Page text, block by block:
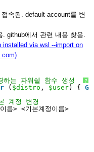
속됨. default account를 변
github에서 관련 내용 찾음.
via wsl --import on
?
는 파워쉘 함수 생성
( $distro , $user) {
계정 변경
름> <기본계정이름>